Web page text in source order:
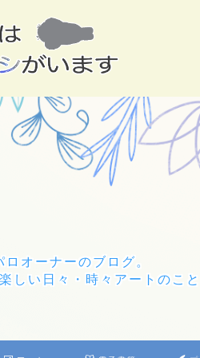
オーナーのブログ。
しい日々・時々アートのこ